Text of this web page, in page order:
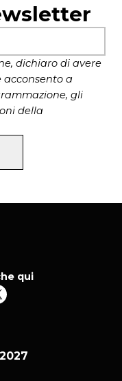
dichiaro di avere
acconsento a
gli
della
qui